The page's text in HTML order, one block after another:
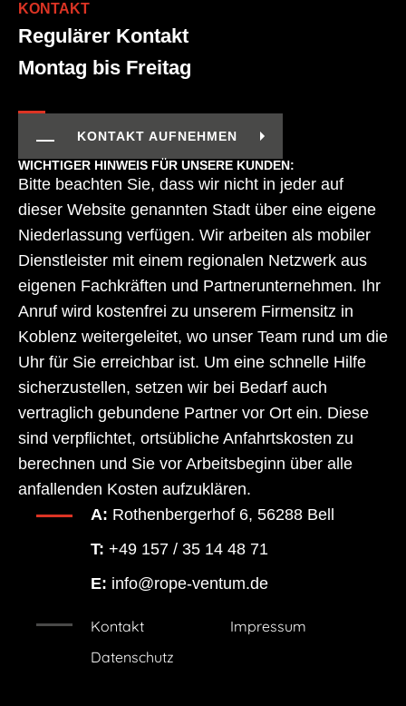
KONTAKT
Regulärer Kontakt
Montag bis Freitag
KONTAKT AUFNEHMEN
WICHTIGER HINWEIS FÜR UNSERE KUNDEN:
Bitte beachten Sie, dass wir nicht in jeder auf
dieser Website genannten Stadt über eine eigene
Niederlassung verfügen. Wir arbeiten als mobiler
Dienstleister mit einem regionalen Netzwerk aus
eigenen Fachkräften und Partnerunternehmen. Ihr
Anruf wird kostenfrei zu unserem Firmensitz in
Koblenz weitergeleitet, wo unser Team rund um die
Uhr für Sie erreichbar ist. Um eine schnelle Hilfe
sicherzustellen, setzen wir bei Bedarf auch
vertraglich gebundene Partner vor Ort ein. Diese
sind verpflichtet, ortsübliche Anfahrtskosten zu
berechnen und Sie vor Arbeitsbeginn über alle
anfallenden Kosten aufzuklären.
A: Rothenbergerhof 6, 56288 Bell
T: +49 157 / 35 14 48 71
E: info@rope-ventum.de
Kontakt
Impressum
Datenschutz